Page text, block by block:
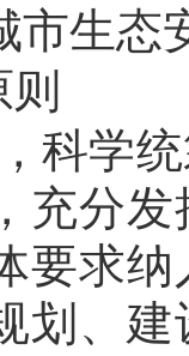
市生态
科学
，充分
要求
划、